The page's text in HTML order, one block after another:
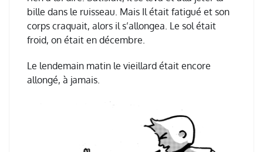
bille dans le ruisseau. Mais Il était fatigué et son
corps craquait, alors il s’allongea. Le sol était
froid, on était en décembre.
Le lendemain matin le vieillard était encore
allongé, à jamais.